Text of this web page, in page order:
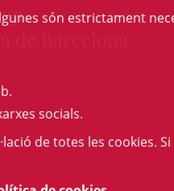
són estrictament
socials.
de totes les